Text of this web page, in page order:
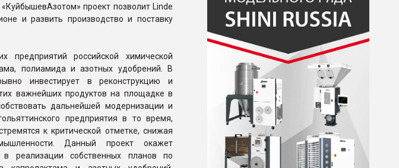
проект позволит Linde
и развить производство и поставку
предприятий российской химической
полиамида и азотных удобрений. В
инвестирует в реконструкцию и
важнейших продуктов на площадке в
дальнейшей модернизации и
предприятия в то время,
к критической отметке, снижая
Данный проект окажет
реализации собственных планов по